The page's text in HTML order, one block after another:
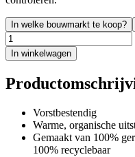
In welke bouwmarkt te koop?
In winkelwagen
Vorstbestendig
Warme, organische
Gemaakt van 100%
100% recyclebaar